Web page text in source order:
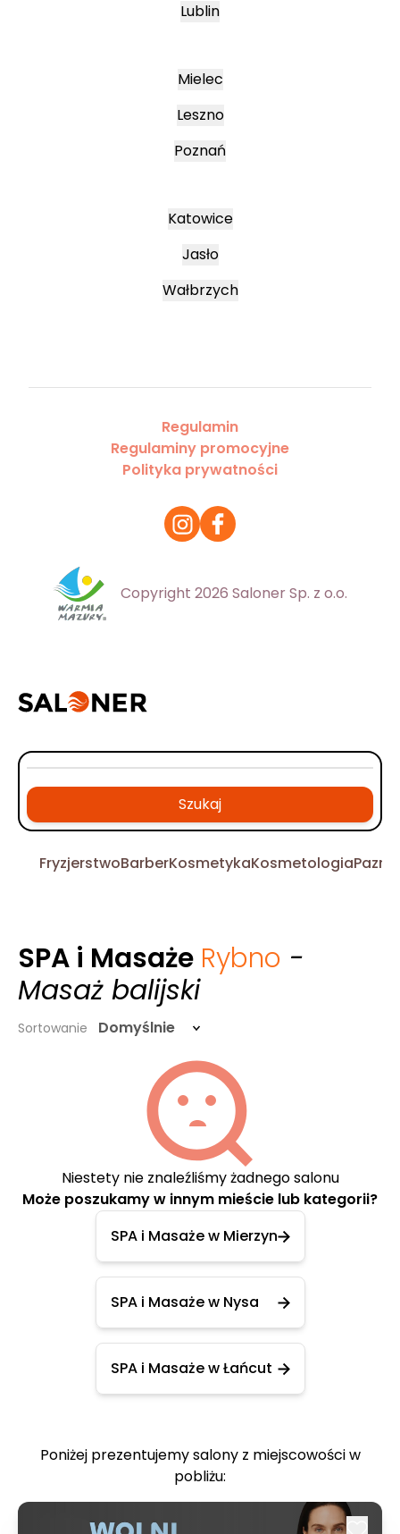
Lublin
Mielec
Leszno
Poznań
Katowice
Jasło
Wałbrzych
Regulamin
Regulaminy promocyjne
Polityka prywatności
Copyright 2026 Saloner Sp. z o.o.
Szukaj
FryzjerstwoBarberKosmetykaKosmetologia
SPA i Masaże Rybno -
Masaż balijski
Sortowanie Domyślnie
Niestety nie znaleźliśmy żadnego salonu
Może poszukamy w innym mieście lub kategorii?
SPA i Masaże w Mierzyn
SPA i Masaże w Nysa
SPA i Masaże w Łańcut
Poniżej prezentujemy salony z miejscowości w
pobliżu: